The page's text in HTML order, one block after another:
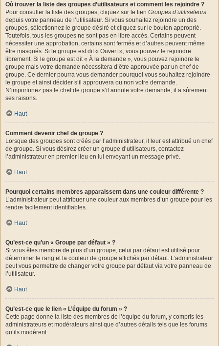
Où trouver la liste des groupes d’utilisateurs et comment les rejoindre ?
Pour consulter la liste des groupes, cliquez sur le lien Groupes d’utilisateurs
depuis votre panneau de l’utilisateur. Si vous souhaitez rejoindre un des
groupes, sélectionnez le groupe désiré et cliquez sur le bouton approprié.
Toutefois, tous les groupes ne sont pas en libre accès. Certains peuvent
nécessiter une approbation, certains sont fermés et d’autres peuvent même
être masqués. Si le groupe est dit « Ouvert », vous pouvez le rejoindre
librement. Si le groupe est dit « À la demande », vous pouvez rejoindre le
groupe mais votre demande nécessitera d’être approuvée par un chef de
groupe. Ce dernier pourra vous demander pourquoi vous souhaitez rejoindre
le groupe et ainsi décider s’il approuvera ou non votre demande.
N’importunez pas le chef de groupe s’il annule votre demande, il a sûrement
ses raisons.
Haut
Comment devenir chef de groupe ?
Lorsque des groupes sont créés par l’administrateur, il leur est attribué un chef
de groupe. Si vous désirez créer un groupe d’utilisateurs, contactez
l’administrateur en premier lieu en lui envoyant un message privé.
Haut
Pourquoi certains membres apparaissent dans une couleur différente ?
L’administrateur peut attribuer une couleur aux membres d’un groupe pour les
rendre facilement identifiables.
Haut
Qu’est-ce qu’un « Groupe par défaut » ?
Si vous êtes membre de plus d’un groupe, celui par défaut est utilisé pour
déterminer le rang et la couleur de groupe affichés par défaut. L’administrateur
peut vous permettre de changer votre groupe par défaut via votre panneau de
l’utilisateur.
Haut
Qu’est-ce que le lien « L’équipe du forum » ?
Cette page donne la liste des membres de l’équipe du forum, y compris les
administrateurs et modérateurs ainsi que d’autres détails tels que les forums
qu’ils modèrent.